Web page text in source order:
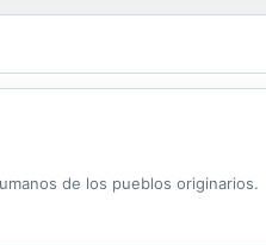
de los pueblos originarios.